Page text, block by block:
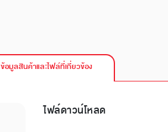
ข้อมูลสินค้าและไฟล์ที่เกี่ยวข้อง
ไฟล์ดาวน์โหลด